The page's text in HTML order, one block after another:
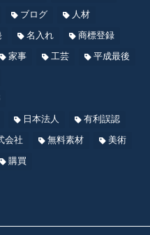
ブログ
人材
名入れ
商標登録
家事 工芸
平成最後
日本法人
有利誤認
会社 無料素材
美術
購買